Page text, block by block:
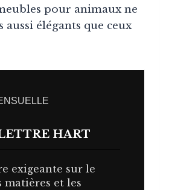
pour animaux ne
aussi élégants que ceux
HART
exigeante sur le
matières et les